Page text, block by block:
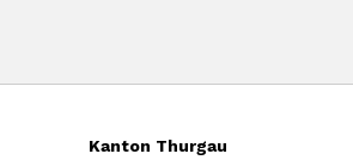
Kanton Thurgau